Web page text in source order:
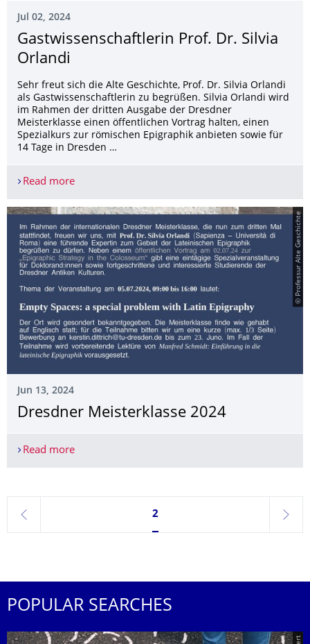
Jul 02, 2024
Gastwis­senschaftlerin Prof. Dr. Silvia
Orlandi
Sehr freut sich die Alte Geschichte, Prof. Dr. Silvia Orlandi
als Gastwissenschaftlerin zu begrüßen. Silvia Orlandi wird
im Rahmen der dritten Ausgabe der Dresdner
Meisterklasse einen öffentlichen Vortrag halten, einen
Spezialkurs zur römischen Epigraphik anbieten sowie für
14 Tage in Dresden …
Read moreGastwissenschaftlerin Prof. Dr. Silvia Orlandi
© Professur Alte Geschichte
Jun 13, 2024
Dresdner Meisterklasse 2024
Read moreDresdner Meisterklasse 2024
previous
Currently on page 2
2
next
POPULAR SEARCHES